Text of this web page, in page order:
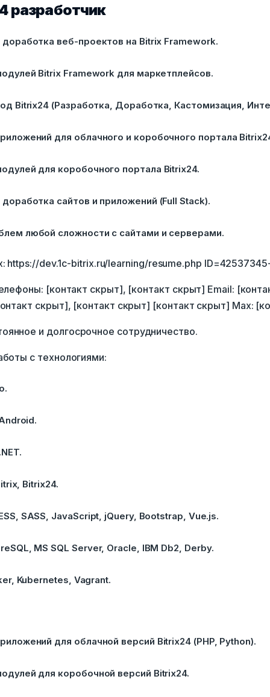
разработчик
доработка веб-проектов на Bitrix Framework.
Bitrix Framework для маркетплейсов.
Bitrix24 (Разработка, Доработка, Кастомизация,
для облачного и коробочного портала
для коробочного портала Bitrix24.
сайтов и приложений (Full Stack).
любой сложности с сайтами и серверами.
https://dev.1c-bitrix.ru/learning/resume.php
[контакт скрыт], [контакт скрыт] Email:
скрыт], [контакт скрыт] [контакт скрыт] Max:
и долгосрочное сотрудничество.
с технологиями:
Bitrix24.
SASS, JavaScript, jQuery, Bootstrap, Vue.js.
MS SQL Server, Oracle, IBM Db2, Derby.
Kubernetes, Vagrant.
для облачной версий Bitrix24 (PHP, Python).
для коробочной версий Bitrix24.